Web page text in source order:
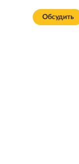
Обсудить